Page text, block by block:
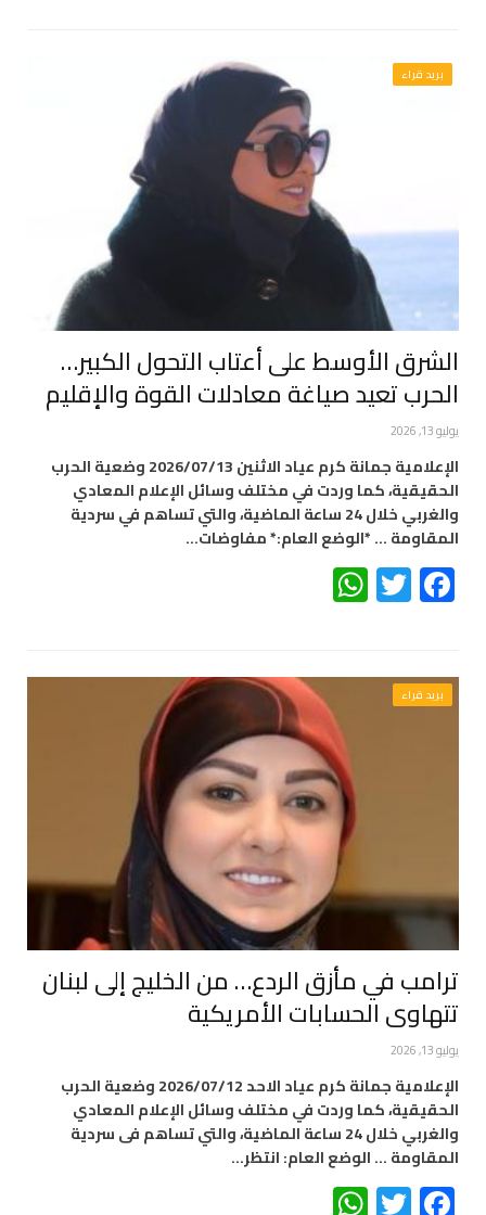
بريد قراء
الشرق الأوسط على أعتاب التحول الكبير…
الحرب تعيد صياغة معادلات القوة والإقليم
يوليو 13, 2026
الإعلامية جمانة كرم عياد الاثنين 2026/07/13 وضعية الحرب
الحقيقية، كما وردت في مختلف وسائل الإعلام المعادي
والغربي خلال 24 ساعة الماضية، والتي تساهم في سردية
المقاومة … *الوضع العام:* مفاوضات…
Facebook
Twitter
بريد قراء
ترامب في مأزق الردع… من الخليج إلى لبنان
تتهاوى الحسابات الأمريكية
يوليو 13, 2026
الإعلامية جمانة كرم عياد الاحد 2026/07/12 وضعية الحرب
الحقيقية، كما وردت في مختلف وسائل الإعلام المعادي
والغربي خلال 24 ساعة الماضية، والتي تساهم فى سردية
المقاومة … الوضع العام: انتظر…